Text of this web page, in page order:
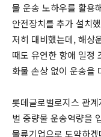
물 운송 노하우를 활용
안전장치를 추가 설치
저히 대비했는데, 해상
때도 유연한 항애 일정
화물 손상 없이 운송을
롯데글로벌로지스 관
벌 중량물 운송역량을
물류기업으로 도약하